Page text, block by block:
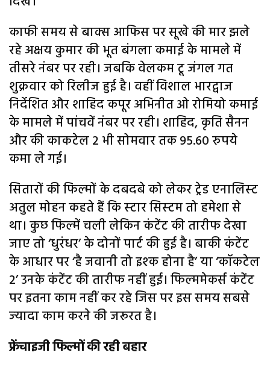
काफी समय से बाक्‍स आफिस पर सूखे की मार झले
रहे अक्षय कुमार की भूत बंगला कमाई के मामले में
तीसरे नंबर पर रही। जबकि वेलकम टू जंगल गत
शुक्रवार को रिलीज हुई है। वहीं विशाल भारद्वाज
निर्देशित और शाहिद कपूर अभिनीत ओ रोमियो कमाई
के मामले में पांचवें नंबर पर रही। शाहिद, कृति सैनन
और की काकटेल 2 भी सोमवार तक 95.60 रुपये
कमा ले गई।
सितारों की फिल्‍मों के दबदबे को लेकर ट्रेड एनालिस्‍ट
अतुल मोहन कहते हैं कि स्‍टार सिस्‍टम तो हमेशा से
था। कुछ फिल्‍में चली लेकिन कंटेंट की तारीफ देखा
जाए तो ‘धुरंधर’ के दोनों पार्ट की हुई है। बाकी कंटेंट
के आधार पर ‘है जवानी तो इश्‍क होना है’ या ‘कॉकटेल
2’ उनके कंटेंट की तारीफ नहीं हुई। फिल्‍ममेकर्स कंटेंट
पर इतना काम नहीं कर रहे जिस पर इस समय सबसे
ज्‍यादा काम करने की जरूरत है।
फ्रेंचाइजी फिल्‍मों की रही बहार